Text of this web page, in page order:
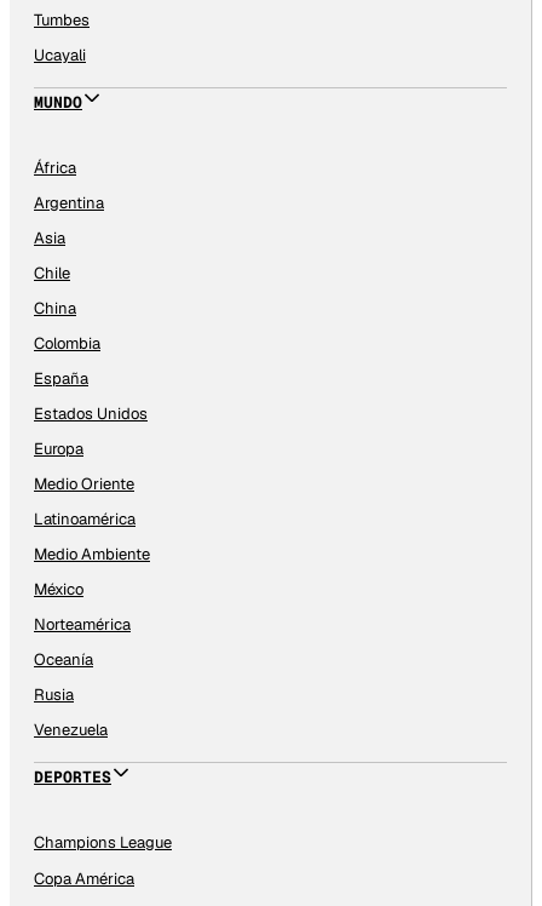
Tumbes
Ucayali
MUNDO
África
Argentina
Asia
Chile
China
Colombia
España
Estados Unidos
Europa
Medio Oriente
Latinoamérica
Medio Ambiente
México
Norteamérica
Oceanía
Rusia
Venezuela
DEPORTES
Champions League
Copa América